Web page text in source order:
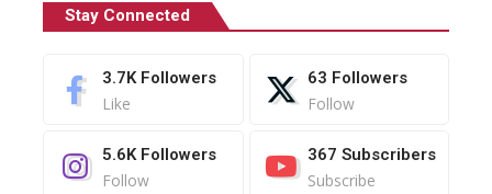
Stay Connected
3.7K Followers
Like
63 Followers
Follow
5.6K Followers
Follow
367 Subscribers
Subscribe